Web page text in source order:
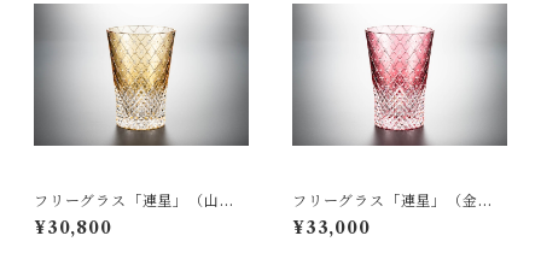
フリーグラス「連星」（山
吹）
¥30,800
フリーグラス「連星」（金
赤）
¥33,000